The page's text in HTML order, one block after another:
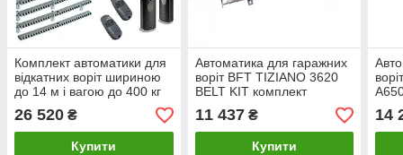
Комплект автоматики для
відкатних воріт шириною
до 14 м і вагою до 400 кг
Came BX-400 MAXI-KIT
26 520 ₴
Купити
Автоматика для гаражних
воріт BFT TIZIANO 3620
BELT KIT комплект
11 437₴
Купити
14